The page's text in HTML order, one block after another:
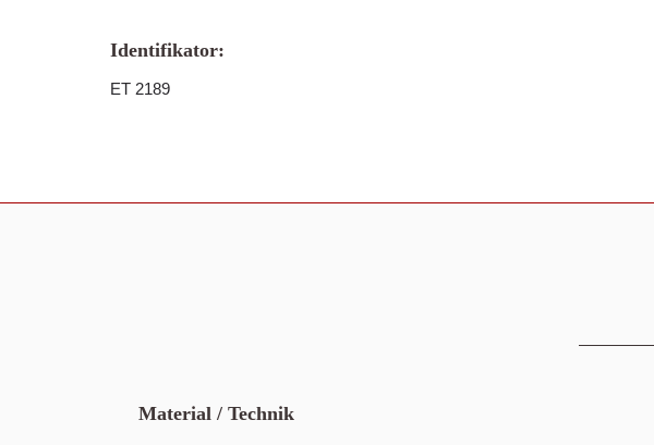
Identifikator:
ET 2189
Material / Technik